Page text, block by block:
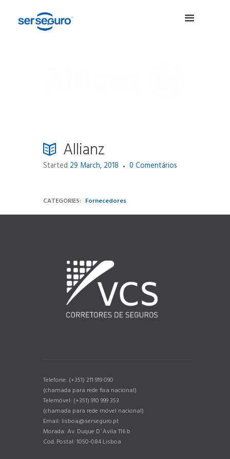
Allianz
Started 29 March, 2018 0 Comentários
CATEGORIES: Fornecedores
Telefone: (+351) 211 919 090
(chamada para rede fixa nacional)
Telemóvel: (+351) 910 999 353
(chamada para rede móvel nacional)
Email: lisboa@serseguro.pt
Morada: Av. Duque D´Avila 116 b
Cod. Postal: 1050-084 Lisboa